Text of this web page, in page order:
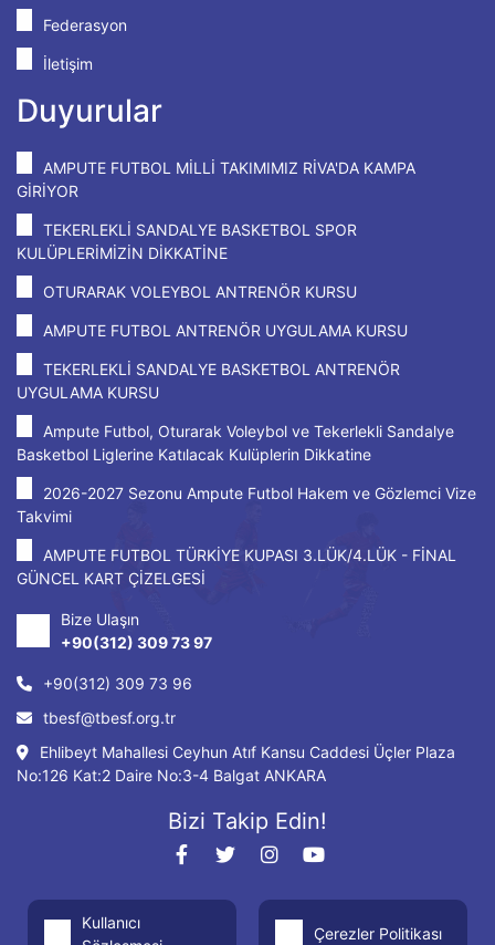
Federasyon
İletişim
Duyurular
AMPUTE FUTBOL MİLLİ TAKIMIMIZ RİVA'DA KAMPA
GİRİYOR
TEKERLEKLİ SANDALYE BASKETBOL SPOR
KULÜPLERİMİZİN DİKKATİNE
OTURARAK VOLEYBOL ANTRENÖR KURSU
AMPUTE FUTBOL ANTRENÖR UYGULAMA KURSU
TEKERLEKLİ SANDALYE BASKETBOL ANTRENÖR
UYGULAMA KURSU
Ampute Futbol, Oturarak Voleybol ve Tekerlekli Sandalye
Basketbol Liglerine Katılacak Kulüplerin Dikkatine
2026-2027 Sezonu Ampute Futbol Hakem ve Gözlemci Vize
Takvimi
AMPUTE FUTBOL TÜRKİYE KUPASI 3.LÜK/4.LÜK - FİNAL
GÜNCEL KART ÇİZELGESİ
Bize Ulaşın
+90(312) 309 73 97
+90(312) 309 73 96
tbesf@tbesf.org.tr
Ehlibeyt Mahallesi Ceyhun Atıf Kansu Caddesi Üçler Plaza
No:126 Kat:2 Daire No:3-4 Balgat ANKARA
Bizi Takip Edin!
Kullanıcı
Çerezler Politikası